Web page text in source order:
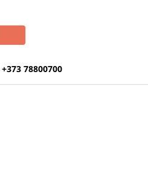
+373 78800700